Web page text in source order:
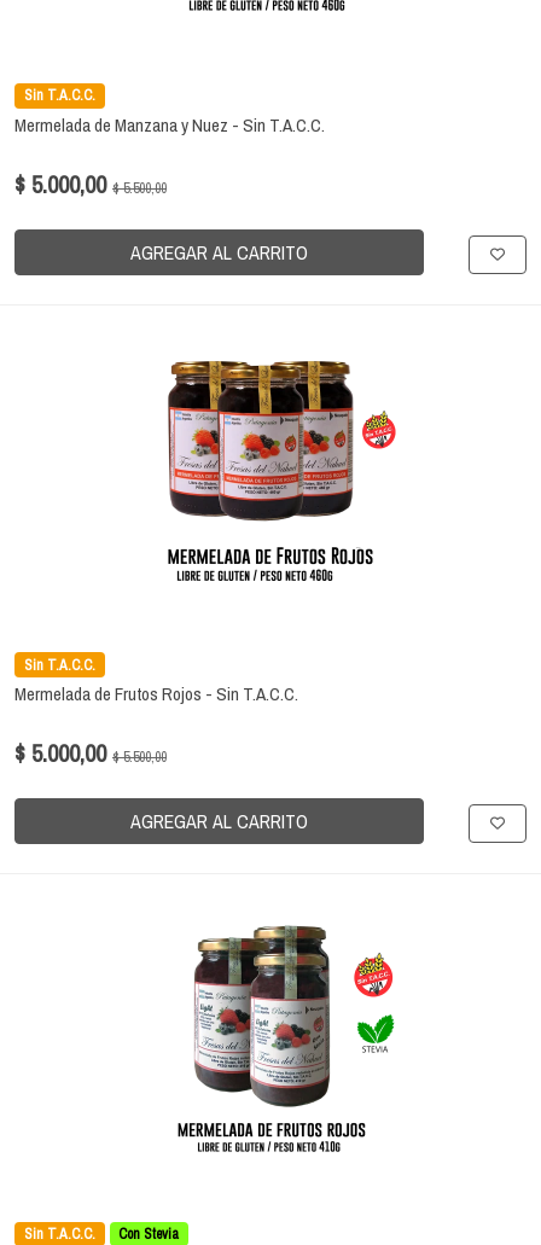
Sin T.A.C.C.
Mermelada de Manzana y Nuez - Sin T.A.C.C.
$ 5.000,00 $ 5.500,00
AGREGAR AL CARRITO
Sin T.A.C.C.
Mermelada de Frutos Rojos - Sin T.A.C.C.
$ 5.000,00 $ 5.500,00
AGREGAR AL CARRITO
Sin T.A.C.C. Con Stevia